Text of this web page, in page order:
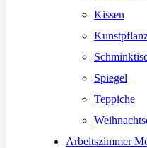
Kissen
Spiegel
Teppiche
Arbeitszimmer